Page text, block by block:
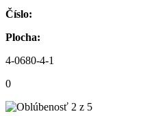
Číslo:
Plocha:
4-0680-4-1
0